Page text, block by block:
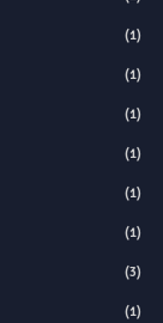
(1)
(1)
(1)
(1)
(1)
(1)
(3)
(1)